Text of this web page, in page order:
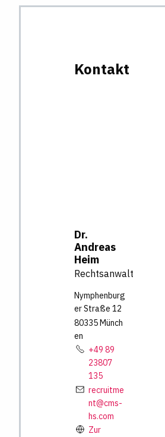
Kontakt
Dr.
Andreas
Heim
Rechtsanwalt
Nymphenburg
er Straße 12
80335Münch
en
+49 89
23807
135
recruitme
nt@cms-
hs.com
Zur